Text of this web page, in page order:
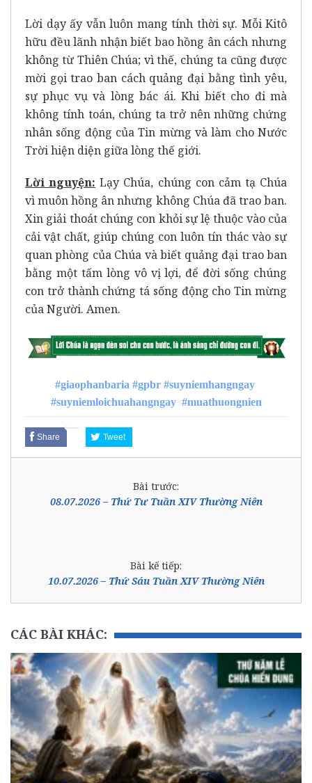
Lời dạy ấy vẫn luôn mang tính thời sự. Mỗi Kitô
hữu đều lãnh nhận biết bao hồng ân cách nhưng
không từ Thiên Chúa; vì thế, chúng ta cũng được
mời gọi trao ban cách quảng đại bằng tình yêu,
sự phục vụ và lòng bác ái. Khi biết cho đi mà
không tính toán, chúng ta trở nên những chứng
nhân sống động của Tin mừng và làm cho Nước
Trời hiện diện giữa lòng thế giới.
Lời nguyện: Lạy Chúa, chúng con cảm tạ Chúa
vì muôn hồng ân nhưng không Chúa đã trao ban.
Xin giải thoát chúng con khỏi sự lệ thuộc vào của
cải vật chất, giúp chúng con luôn tín thác vào sự
quan phòng của Chúa và biết quảng đại trao ban
bằng một tấm lòng vô vị lợi, để đời sống chúng
con trở thành chứng tá sống động cho Tin mừng
của Người. Amen.
#giaophanbaria #gpbr #suyniemhangngay
#suyniemloichuahangngay #muathuongnien
Share Tweet
Bài trước:
08.07.2026 – Thứ Tư Tuần XIV Thường Niên
Bài kế tiếp:
10.07.2026 – Thứ Sáu Tuần XIV Thường Niên
CÁC BÀI KHÁC: